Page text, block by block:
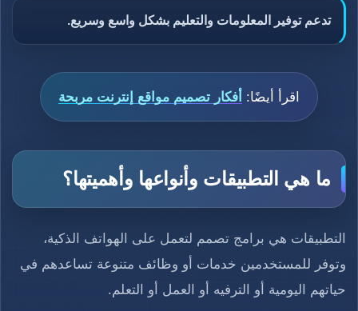
تدعم توفير المعلومات والتعليم بشكل واسع وسريع.
اقرأ أيضًا: أفكار تصميم مواقع إنترنت مربحة
ما هي التطبيقات وأنواعها وأهميتها؟
التطبيقات هي برامج تصمم لتعمل على الهواتف الذكية،
وتوفر للمستخدمين خدمات أو وظائف متنوعة تساعدهم في
حياتهم اليومية أو الترفيه أو العمل أو التعلم.